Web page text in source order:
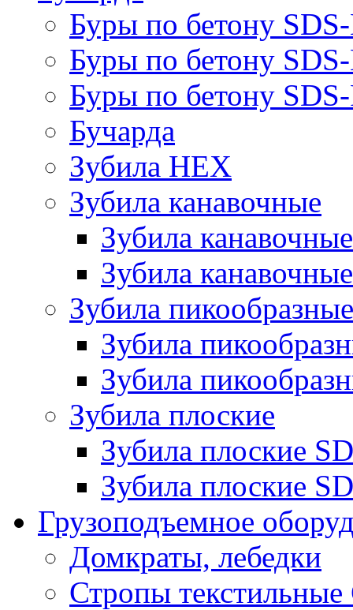
Буры по бетону
Буры по бетону
Буры по бетону
Бучарда
Зубила HEX
Зубила канавочные
Зубила
Зубила
Зубила пикообразные
Зубила
Зубила
Зубила плоские
Зубила плоские
Зубила плоские
Грузоподъемное
Домкраты, лебедки
Стропы